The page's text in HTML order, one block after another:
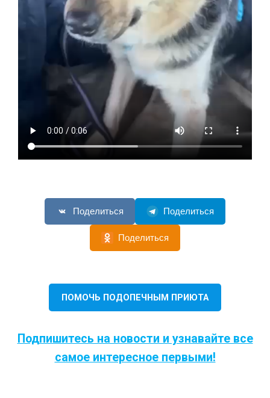
Поделиться Поделиться
Поделиться
ПОМОЧЬ ПОДОПЕЧНЫМ ПРИЮТА
Подпишитесь на новости и узнавайте все
самое интересное первыми!